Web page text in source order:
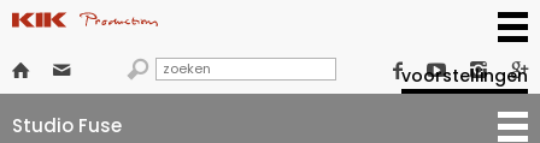
      
voorstellingen
Studio Fuse